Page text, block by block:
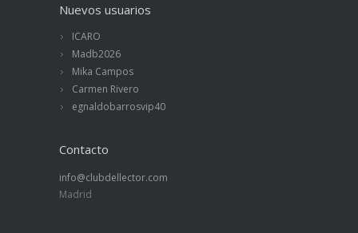
Nuevos usuarios
ICARO
Madb2026
Mika Campos
Carmen Rivero
egnaldobarrosvip40
Contacto
info@clubdellector.com
Madrid